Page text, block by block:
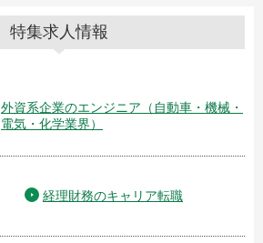
特集求人情報
外資系企業のエンジニア（自動車・機械・
電気・化学業界）
経理財務のキャリア転職